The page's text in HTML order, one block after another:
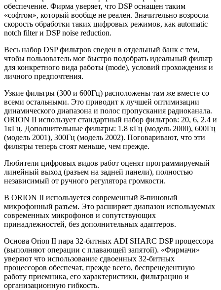
обеспечение. Фирма уверяет, что DSP оснащен таким
«софтом», который вообще не реален. Значительно возросла
скорость обработки таких цифровых режимов, как automatic
notch filter и DSP noise reduction.
Весь набор DSP фильтров сведен в отдельный банк с тем,
чтобы пользователь мог быстро подобрать идеальный фильтр
для конкретного вида работы (mode), условий прохождения и
личного предпочтения.
Узкие фильтры (300 и 600Гц) расположены там же вместе со
всеми остальными. Это приводит к лучшей оптимизации
динамического диапазона и полос пропускания радиоканала.
ORION II использует стандартный набор фильтров: 20, 6, 2.4 и
1кГц. Дополнительные фильтры: 1.8 кГц (модель 2000), 600Гц
(модель 2001), 300Гц (модель 2002). Поговаривают, что эти
фильтры теперь стоят меньше, чем прежде.
Любители цифровых видов работ оценят программируемый
линейный выход (разъем на задней панели), полностью
независимый от ручного регулятора громкости.
В ORION II используется современный 8-пиновый
микрофонный разъем. Это расширяет диапазон используемых
современных микрофонов и сопутствующих
принадлежностей, без дополнительных адаптеров.
Основа Orion II пара 32-битных ADI SHARC DSP процессора
(выполняют операции с плавающей запятой). «Фирмачи»
уверяют что использование сдвоенных 32-битных
процессоров обеспечат, прежде всего, беспрецедентную
работу приемника, его характеристики, фильтрацию и
организационную гибкость.